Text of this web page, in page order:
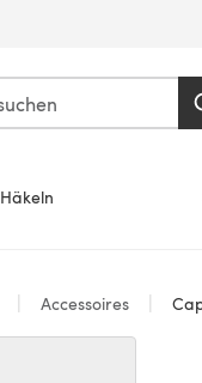
Häkeln
Accessoires